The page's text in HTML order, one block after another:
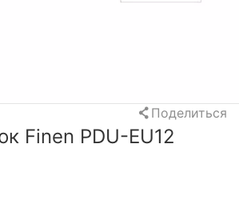
Поделиться
Finen PDU-EU12